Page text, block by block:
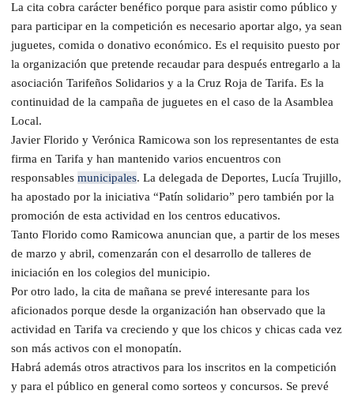
La cita cobra carácter benéfico porque para asistir como público y
para participar en la competición es necesario aportar algo, ya sean
juguetes, comida o donativo económico. Es el requisito puesto por
la organización que pretende recaudar para después entregarlo a la
asociación Tarifeños Solidarios y a la Cruz Roja de Tarifa. Es la
continuidad de la campaña de juguetes en el caso de la Asamblea
Local.
Javier Florido y Verónica Ramicowa son los representantes de esta
firma en Tarifa y han mantenido varios encuentros con
responsables municipales. La delegada de Deportes, Lucía Trujillo,
ha apostado por la iniciativa “Patín solidario” pero también por la
promoción de esta actividad en los centros educativos.
Tanto Florido como Ramicowa anuncian que, a partir de los meses
de marzo y abril, comenzarán con el desarrollo de talleres de
iniciación en los colegios del municipio.
Por otro lado, la cita de mañana se prevé interesante para los
aficionados porque desde la organización han observado que la
actividad en Tarifa va creciendo y que los chicos y chicas cada vez
son más activos con el monopatín.
Habrá además otros atractivos para los inscritos en la competición
y para el público en general como sorteos y concursos. Se prevé